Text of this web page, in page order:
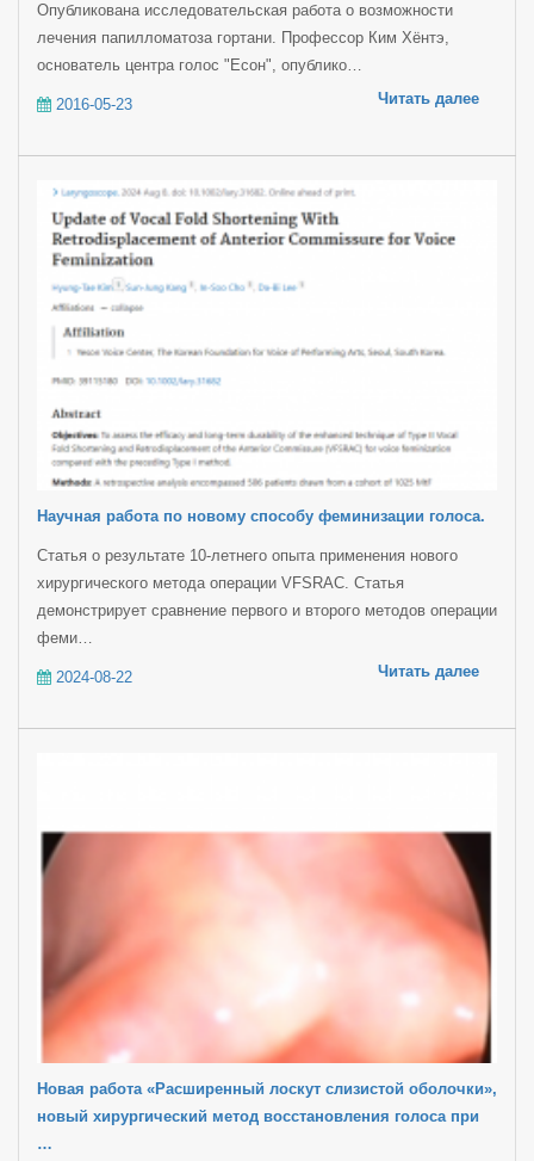
Опубликована исследовательская работа о возможности
лечения папилломатоза гортани. Профессор Ким Хёнтэ,
основатель центра голос "Есон", опублико…
2016-05-23 Читать далее
Научная работа по новому способу феминизации голоса.
Статья о результате 10-летнего опыта применения нового
хирургического метода операции VFSRAC. Статья
демонстрирует сравнение первого и второго методов операции
феми…
2024-08-22 Читать далее
Новая работа «Расширенный лоскут слизистой оболочки»,
новый хирургический метод восстановления голоса при
…